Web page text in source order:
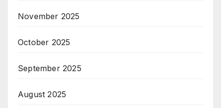
November 2025
October 2025
September 2025
August 2025